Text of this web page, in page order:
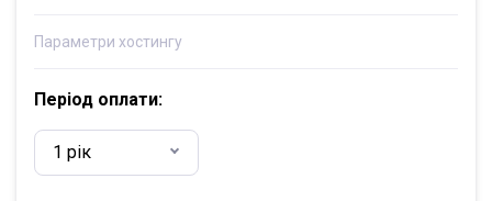
Параметри хостингу
Період оплати:
1 рік